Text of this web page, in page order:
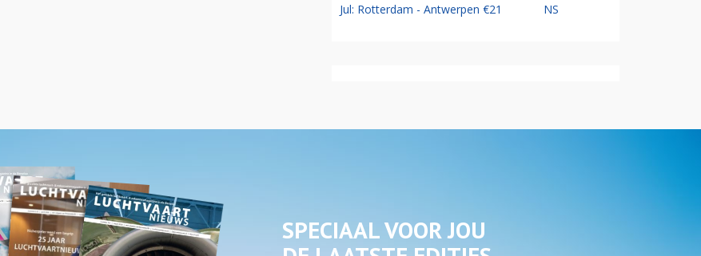
Jul: Rotterdam - Antwerpen €21 NS
SPECIAAL VOOR JOU